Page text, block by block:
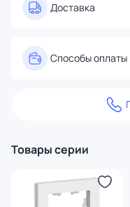
Доставка
Способы оплаты
Товары серии